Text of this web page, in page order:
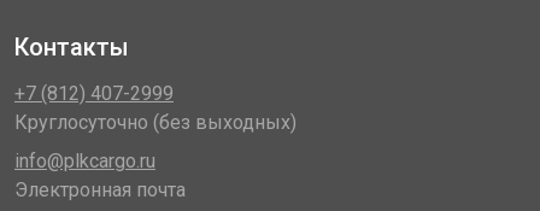
Контакты
+7 (812) 407-2999
Круглосуточно (без выходных)
info@plkcargo.ru
Электронная почта